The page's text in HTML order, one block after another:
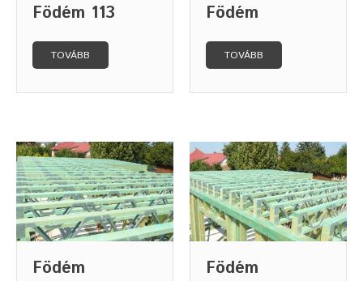
Födém 113
TOVÁBB
Födém
TOVÁBB
Födém Födém